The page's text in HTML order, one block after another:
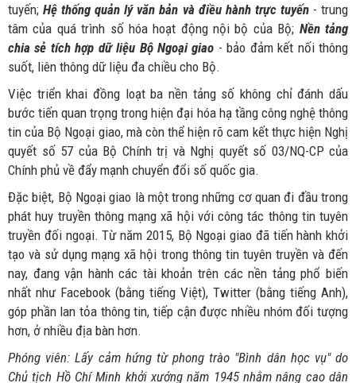
tuyến;Hệ thống quản lý văn bản và điều hành trực tuyến- trung
tâm của quá trình số hóa hoạt động nội bộ của Bộ; Nền tảng
chia sẻ tích hợp dữ liệu Bộ Ngoại giao - bảo đảm kết nối thông
suốt, liên thông dữ liệu đa chiều cho Bộ.
Việc triển khai đồng loạt ba nền tảng số không chỉ đánh dấu
bước tiến quan trọng trong hiện đại hóa hạ tầng công nghệ thông
tin của Bộ Ngoại giao, mà còn thể hiện rõ cam kết thực hiện Nghị
quyết số 57 của Bộ Chính trị và Nghị quyết số 03/NQ-CP của
Chính phủ về đẩy mạnh chuyển đổi số quốc gia.
Đặc biệt, Bộ Ngoại giao là một trong những cơ quan đi đầu trong
phát huy truyền thông mạng xã hội với công tác thông tin tuyên
truyền đối ngoại. Từ năm 2015, Bộ Ngoại giao đã tiến hành khởi
tạo và sử dụng mạng xã hội trong thông tin tuyên truyền và đến
nay, đang vận hành các tài khoản trên các nền tảng phổ biến
nhất như Facebook (bằng tiếng Việt), Twitter (bằng tiếng Anh),
góp phần lan tỏa thông tin, tiếp cận được nhiều nhóm đối tượng
hơn, ở nhiều địa bàn hơn.
Phóng viên: Lấy cảm hứng từ phong trào "Bình dân học vụ" do
Chủ tịch Hồ Chí Minh khởi xướng năm 1945 nhằm nâng cao dân